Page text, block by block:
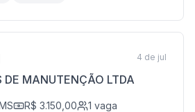
DE MANUTENÇÃO LTDA
R$ 3.150,00 1 vaga
4 de jul